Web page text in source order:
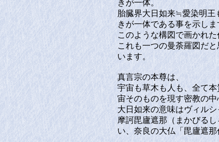
きが一体。
胎臓界大日如来≒愛染明王
きが一体である事を示しま
このような構図で画かれ
これも一つの曼荼羅図だ
います。
真言宗の本尊は、
宇宙も草木も人も、全て
宙そのものを現す密教の
大日如来の意味はヴィル
摩訶毘廬遮那（まかびる
い、奈良の大仏「毘廬遮